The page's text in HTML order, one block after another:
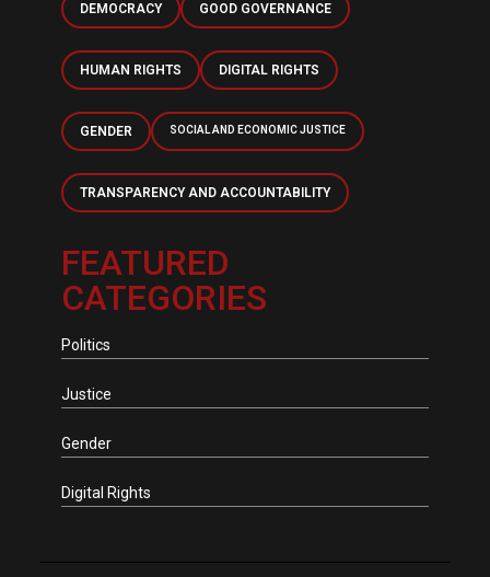
DEMOCRACY GOOD GOVERNANCE
HUMAN RIGHTS DIGITAL RIGHTS
GENDER SOCIAL AND ECONOMIC JUSTICE
TRANSPARENCY AND ACCOUNTABILITY
FEATURED
CATEGORIES
Politics
Justice
Gender
Digital Rights